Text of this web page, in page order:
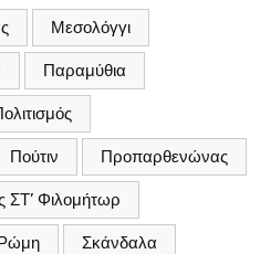
Μεσολόγγι
Παραμύθια
Πούτιν Προπαρθενώνας
ΣΤ’ Φιλομήτωρ
Σκάνδαλα